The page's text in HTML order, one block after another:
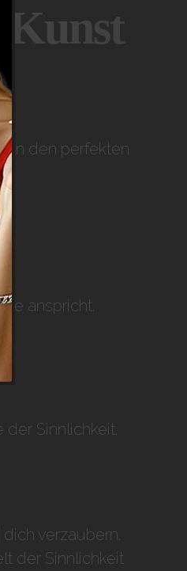
den perfekten
anspricht.
Sinnlichkeit.
verzaubern.
der Sinnlichkeit